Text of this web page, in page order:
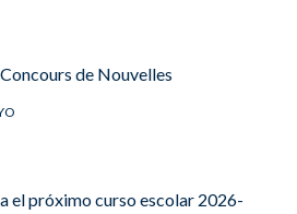
de Nouvelles
el próximo curso escolar 2026-